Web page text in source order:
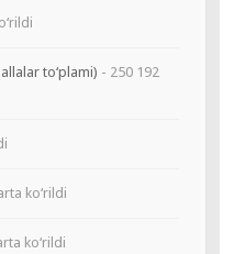
to‘plami) - 250 192
ko‘rildi
ko‘rildi